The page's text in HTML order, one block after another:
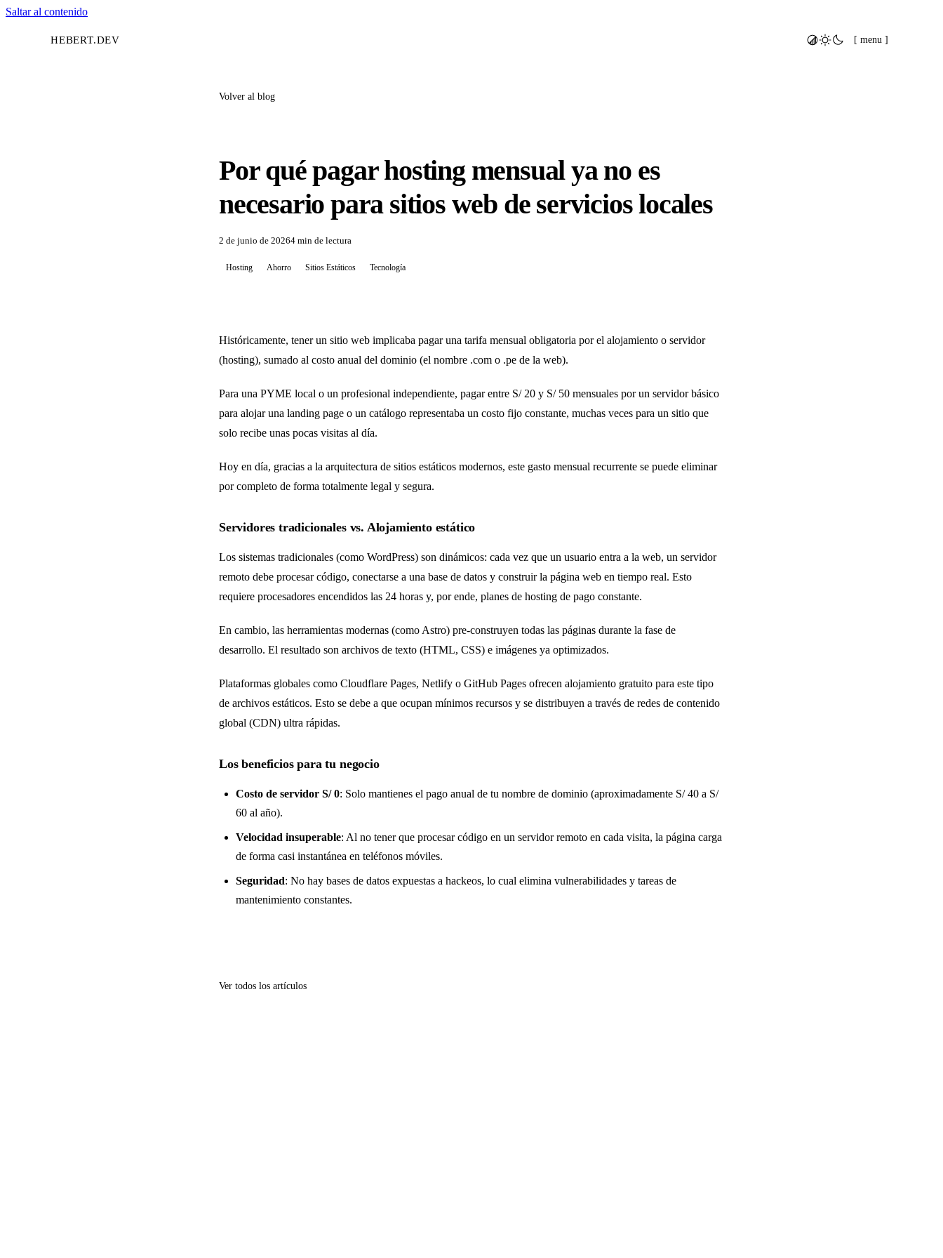
Saltar al contenido
HEBERT.DEV [ menu ]
Volver al blog
Por qué pagar hosting mensual ya no es
necesario para sitios web de servicios locales
2 de junio de 20264 min de lectura
Hosting Ahorro Sitios Estáticos Tecnología
Históricamente, tener un sitio web implicaba pagar una tarifa mensual obligatoria por el alojamiento o servidor
(hosting), sumado al costo anual del dominio (el nombre .com o .pe de la web).
Para una PYME local o un profesional independiente, pagar entre S/ 20 y S/ 50 mensuales por un servidor básico
para alojar una landing page o un catálogo representaba un costo fijo constante, muchas veces para un sitio que
solo recibe unas pocas visitas al día.
Hoy en día, gracias a la arquitectura de sitios estáticos modernos, este gasto mensual recurrente se puede eliminar
por completo de forma totalmente legal y segura.
Servidores tradicionales vs. Alojamiento estático
Los sistemas tradicionales (como WordPress) son dinámicos: cada vez que un usuario entra a la web, un servidor
remoto debe procesar código, conectarse a una base de datos y construir la página web en tiempo real. Esto
requiere procesadores encendidos las 24 horas y, por ende, planes de hosting de pago constante.
En cambio, las herramientas modernas (como Astro) pre-construyen todas las páginas durante la fase de
desarrollo. El resultado son archivos de texto (HTML, CSS) e imágenes ya optimizados.
Plataformas globales como Cloudflare Pages, Netlify o GitHub Pages ofrecen alojamiento gratuito para este tipo
de archivos estáticos. Esto se debe a que ocupan mínimos recursos y se distribuyen a través de redes de contenido
global (CDN) ultra rápidas.
Los beneficios para tu negocio
Costo de servidor S/ 0: Solo mantienes el pago anual de tu nombre de dominio (aproximadamente S/ 40 a S/
60 al año).
Velocidad insuperable: Al no tener que procesar código en un servidor remoto en cada visita, la página carga
de forma casi instantánea en teléfonos móviles.
Seguridad: No hay bases de datos expuestas a hackeos, lo cual elimina vulnerabilidades y tareas de
mantenimiento constantes.
Ver todos los artículos